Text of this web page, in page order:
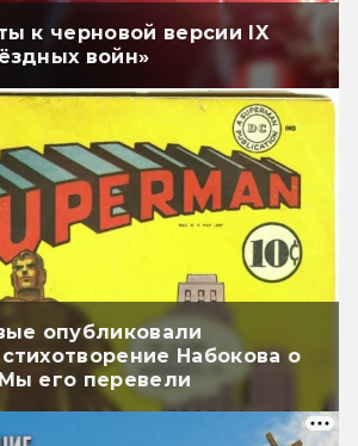
к черновой версии IX
войн»
опубликовали
Набокова о
его перевели